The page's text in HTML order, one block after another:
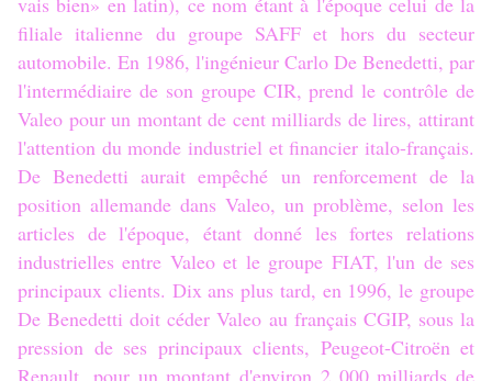
filiale italienne du groupe SAFF et hors du secteur
automobile. En 1986, l'ingénieur Carlo De Benedetti, par
l'intermédiaire de son groupe CIR, prend le contrôle de
Valeo pour un montant de cent milliards de lires, attirant
l'attention du monde industriel et financier italo-français.
De Benedetti aurait empêché un renforcement de la
position allemande dans Valeo, un problème, selon les
articles de l'époque, étant donné les fortes relations
industrielles entre Valeo et le groupe FIAT, l'un de ses
principaux clients. Dix ans plus tard, en 1996, le groupe
De Benedetti doit céder Valeo au français CGIP, sous la
pression de ses principaux clients, Peugeot-Citroën et
Renault, pour un montant d'environ 2 000 milliards de